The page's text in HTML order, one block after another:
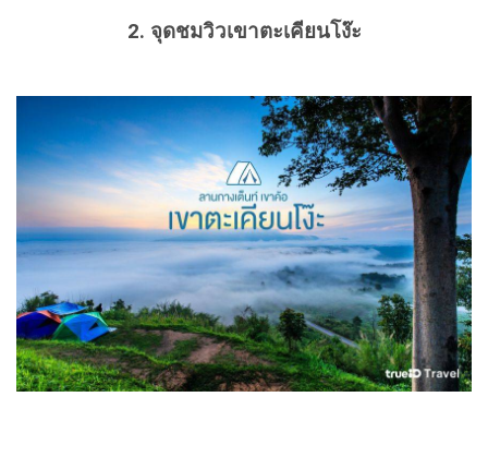
2. จุดชมวิวเขาตะเคียนโง๊ะ